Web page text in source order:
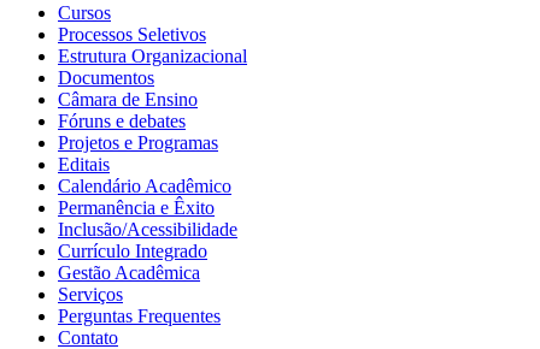
Cursos
Processos Seletivos
Estrutura Organizacional
Documentos
Câmara de Ensino
Fóruns e debates
Projetos e Programas
Editais
Calendário Acadêmico
Permanência e Êxito
Inclusão/Acessibilidade
Currículo Integrado
Gestão Acadêmica
Serviços
Perguntas Frequentes
Contato